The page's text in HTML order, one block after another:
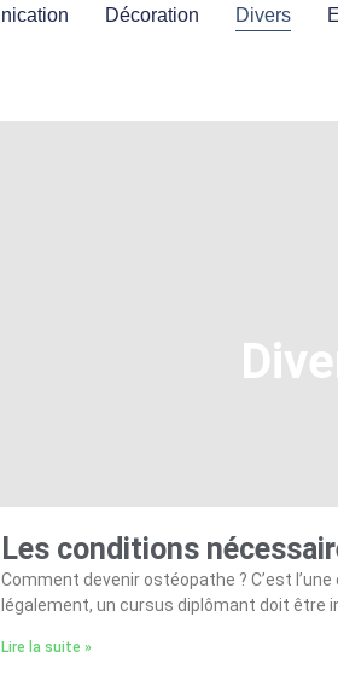
Décoration Divers
Les conditions
Comment devenir ostéopathe ? C’est
légalement, un cursus diplômant doit être
Lire la suite »